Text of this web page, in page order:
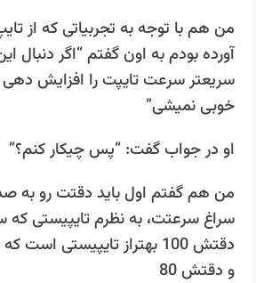
من هم با توجه به تجربیاتی که از
آورده بودم به اون گفتم “اگر دنبال
سریعتر سرعت تایپت را افزایش
خوبی نمیشی”
او در جواب گفت: “پس چیکار کنم؟”
من هم گفتم اول باید دقتت رو به
و دقتش 80